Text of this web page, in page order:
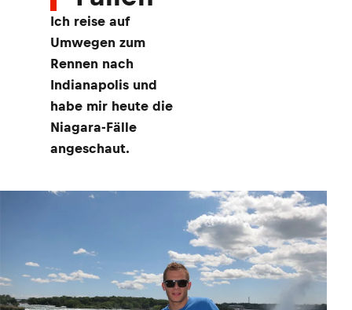
Ich reise auf
Umwegen zum
Rennen nach
Indianapolis und
habe mir heute die
Niagara-Fälle
angeschaut.